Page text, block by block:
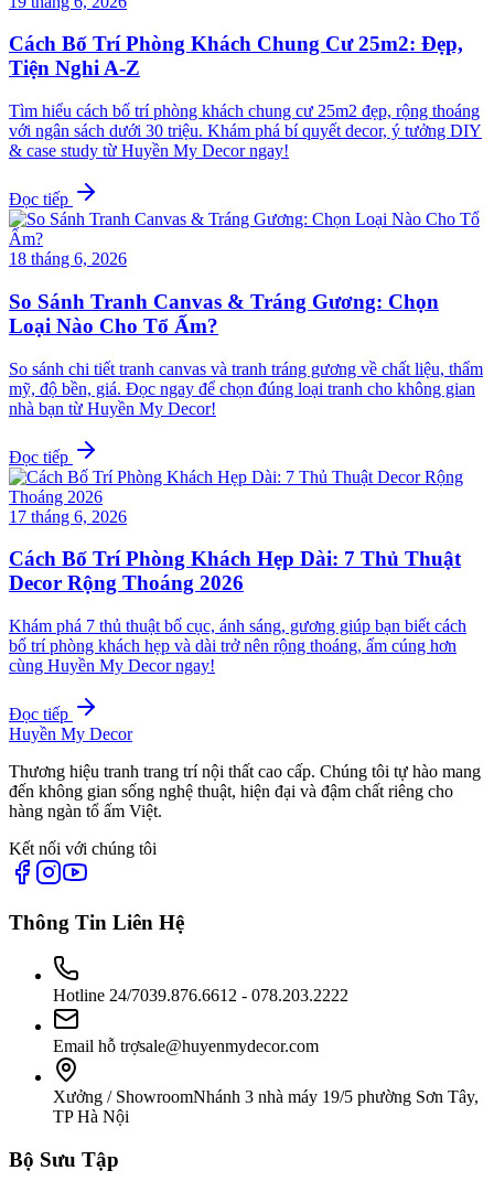
Cách Bố Trí Phòng Khách Chung Cư 25m2: Đẹp,
Tiện Nghi A-Z
Tìm hiểu cách bố trí phòng khách chung cư 25m2 đẹp, rộng thoáng
với ngân sách dưới 30 triệu. Khám phá bí quyết decor, ý tưởng DIY
& case study từ Huyền My Decor ngay!
Đọc tiếp
18 tháng 6, 2026
So Sánh Tranh Canvas & Tráng Gương: Chọn
Loại Nào Cho Tổ Ấm?
So sánh chi tiết tranh canvas và tranh tráng gương về chất liệu, thẩm
mỹ, độ bền, giá. Đọc ngay để chọn đúng loại tranh cho không gian
nhà bạn từ Huyền My Decor!
Đọc tiếp
17 tháng 6, 2026
Cách Bố Trí Phòng Khách Hẹp Dài: 7 Thủ Thuật
Decor Rộng Thoáng 2026
Khám phá 7 thủ thuật bố cục, ánh sáng, gương giúp bạn biết cách
bố trí phòng khách hẹp và dài trở nên rộng thoáng, ấm cúng hơn
cùng Huyền My Decor ngay!
Đọc tiếp
Huyền My Decor
Thương hiệu tranh trang trí nội thất cao cấp. Chúng tôi tự hào mang
đến không gian sống nghệ thuật, hiện đại và đậm chất riêng cho
hàng ngàn tổ ấm Việt.
Kết nối với chúng tôi
Thông Tin Liên Hệ
Hotline 24/7039.876.6612 - 078.203.2222
Email hỗ trợsale@huyenmydecor.com
Xưởng / ShowroomNhánh 3 nhà máy 19/5 phường Sơn Tây,
TP Hà Nội
Bộ Sưu Tập